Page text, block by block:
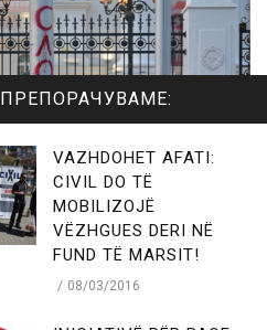
ПРЕПОРАЧУВАМЕ:
VAZHDOHET AFATI:
CIVIL DO TË
MOBILIZOJË
VËZHGUES DERI NË
FUND TË MARSIT!
08/03/2016